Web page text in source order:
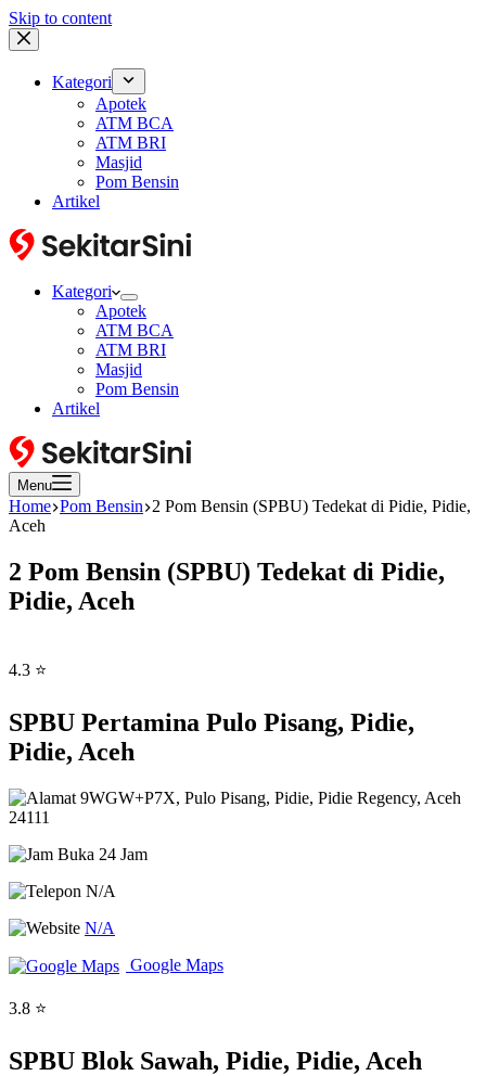
Skip to content
Kategori
Apotek
ATM BCA
ATM BRI
Masjid
Pom Bensin
Artikel
Kategori
Apotek
ATM BCA
ATM BRI
Masjid
Pom Bensin
Artikel
Menu
Home Pom Bensin 2 Pom Bensin (SPBU) Tedekat di Pidie, Pidie,
Aceh
2 Pom Bensin (SPBU) Tedekat di Pidie,
Pidie, Aceh
4.3 ⭐
SPBU Pertamina Pulo Pisang, Pidie,
Pidie, Aceh
9WGW+P7X, Pulo Pisang, Pidie, Pidie Regency, Aceh
24111
Buka 24 Jam
N/A
N/A
Google Maps
3.8 ⭐
SPBU Blok Sawah, Pidie, Pidie, Aceh